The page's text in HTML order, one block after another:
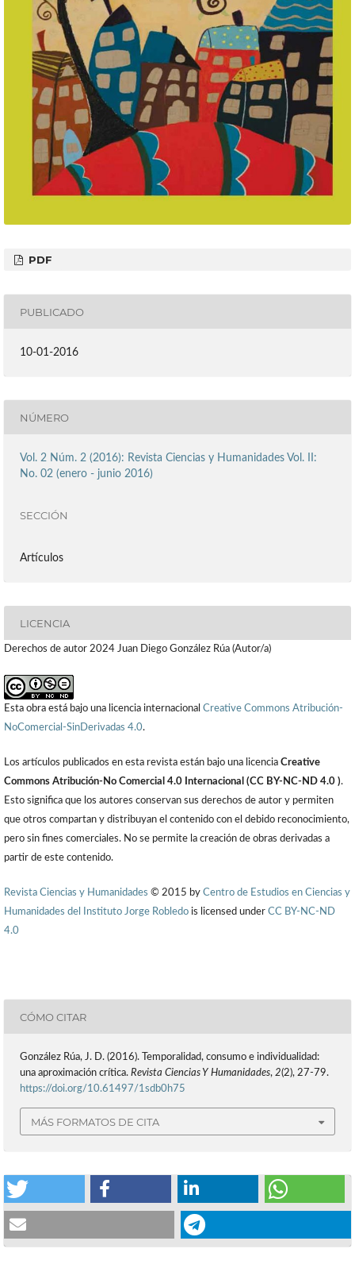
PDF
PUBLICADO
10-01-2016
NÚMERO
Vol. 2 Núm. 2 (2016): Revista Ciencias y Humanidades Vol. II:
No. 02 (enero - junio 2016)
SECCIÓN
Artículos
LICENCIA
Derechos de autor 2024 Juan Diego González Rúa (Autor/a)
Esta obra está bajo una licencia internacional Creative Commons Atribución-
NoComercial-SinDerivadas 4.0.
Los artículos publicados en esta revista están bajo una licencia Creative
Commons Atribución-No Comercial 4.0 Internacional (CC BY-NC-ND 4.0 ).
Esto significa que los autores conservan sus derechos de autor y permiten
que otros compartan y distribuyan el contenido con el debido reconocimiento,
pero sin fines comerciales. No se permite la creación de obras derivadas a
partir de este contenido.
Revista Ciencias y Humanidades © 2015 by Centro de Estudios en Ciencias y
Humanidades del Instituto Jorge Robledo is licensed under CC BY-NC-ND
4.0
CÓMO CITAR
González Rúa, J. D. (2016). Temporalidad, consumo e individualidad:
una aproximación crítica. Revista Ciencias Y Humanidades, 2(2), 27-79.
https://doi.org/10.61497/1sdb0h75
MÁS FORMATOS DE CITA